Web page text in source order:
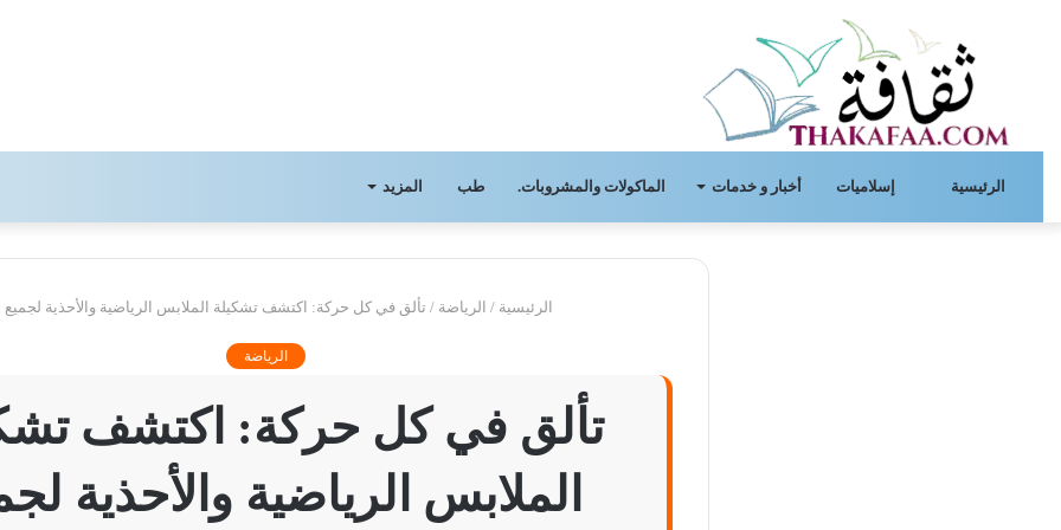
الرئيسية إسلاميات أخبار و خدمات الماكولات والمشروبات. طب المزيد
الرئيسية / الرياضة / تألق في كل حركة: اكتشف تشكيلة الملابس الرياضية والأحذية لجميع
الرياضة
تألق في كل حركة: اكتشف
الملابس الرياضية والأحذية